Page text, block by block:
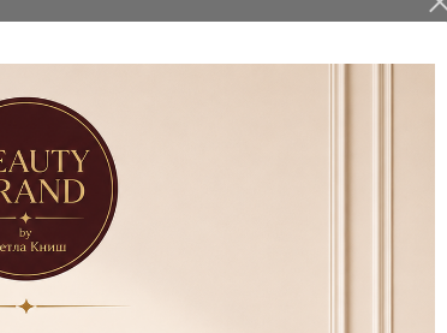
Поли гел F.O.X Nano Poly Gel
012 (туба), 15ml
Абонирай се за новини
Виж всички